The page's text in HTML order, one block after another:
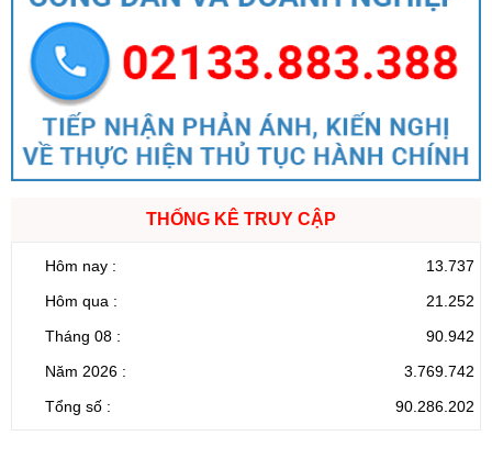
THỐNG KÊ TRUY CẬP
Hôm nay :
13.737
Hôm qua :
21.252
Tháng 08 :
90.942
Năm 2026 :
3.769.742
Tổng số :
90.286.202